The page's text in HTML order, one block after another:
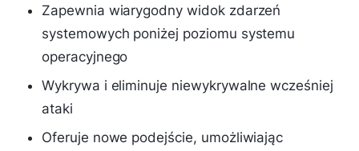
Zapewnia wiarygodny widok zdarzeń
systemowych poniżej poziomu systemu
operacyjnego
Wykrywa i eliminuje niewykrywalne wcześniej
ataki
Oferuje nowe podejście, umożliwiając